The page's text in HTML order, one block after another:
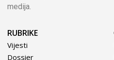
medija.
RUBRIKE
Vijesti
Dossier